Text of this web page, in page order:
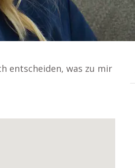
entscheiden, was zu mir